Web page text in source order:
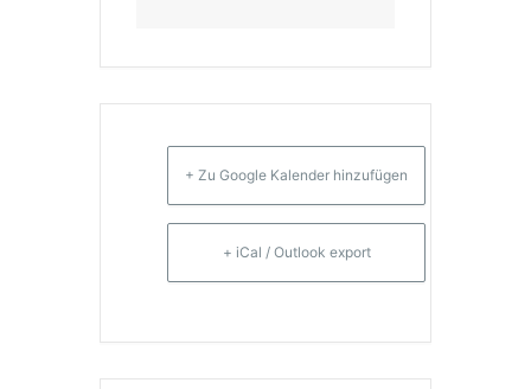
+ Zu Google Kalender hinzufügen
+ iCal / Outlook export